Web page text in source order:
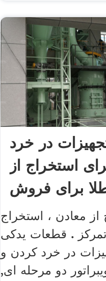
در خرد
استخراج از
برای فروش
از معادن ، استخراج
. قطعات یدکی
در خرد کردن و
دو مرحله ای,